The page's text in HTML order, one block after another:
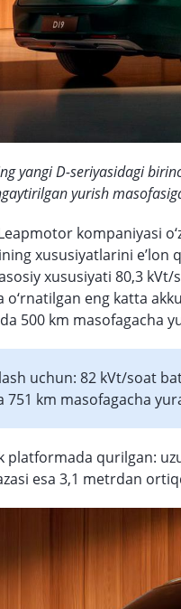
yangi D-seriyasidagi
yurish
kompaniyasi
xususiyatlarini e’lon
xususiyati 80,3
o‘rnatilgan eng katta
500 km masofagacha
uchun: 82 kVt/soat
751 km masofagacha
platformada qurilgan:
esa 3,1 metrdan